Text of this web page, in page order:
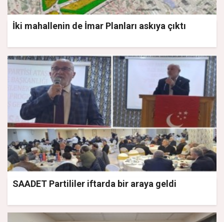
İki mahallenin de İmar Planları askıya çıktı
SAADET Partililer iftarda bir araya geldi